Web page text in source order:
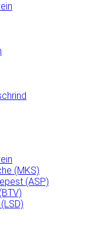
(MKS)
(ASP)